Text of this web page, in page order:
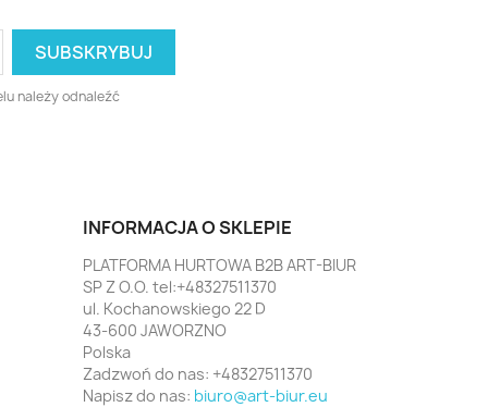
należy odnaleźć
INFORMACJA O SKLEPIE
PLATFORMA HURTOWA B2B ART-BIUR
SP Z O.O. tel:+48327511370
ul. Kochanowskiego 22 D
43-600 JAWORZNO
Polska
Zadzwoń do nas: +48327511370
Napisz do nas: biuro@art-biur.eu